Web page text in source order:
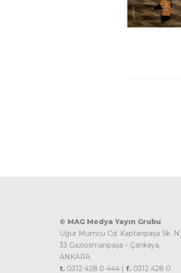
© MAG Medya Yayın Grubu
Uğur Mumcu Cd. Kaptanpaşa Sk. N.
33 Gaziosmanpaşa – Çankaya,
ANKARA
t. 0312 428 0 444 | f. 0312 428 0